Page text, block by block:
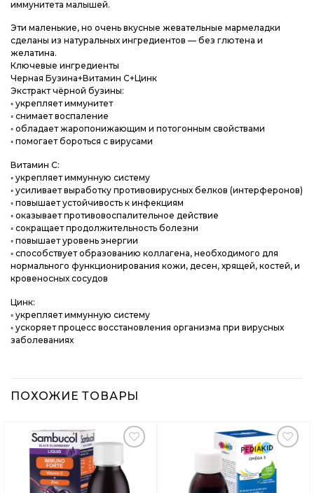
иммунитета малышей.
Эти маленькие, но очень вкусные жевательные мармеладки
сделаны из натуральных ингредиентов — без глютена и
желатина.
Ключевые ингредиенты
Черная Бузина+Витамин С+Цинк
Экстракт чёрной бузины:
◦ укрепляет иммунитет
◦ снимает воспаление
◦ обладает жаропонижающим и потогонным свойствами
◦ помогает бороться с вирусами
Витамин С:
◦ укрепляет иммунную систему
◦ усиливает выработку противовирусных белков (интерферонов)
◦ повышает устойчивость к инфекциям
◦ оказывает противовоспалительное действие
◦ сокращает продолжительность болезни
◦ повышает уровень энергии
◦ способствует образованию коллагена, необходимого для
нормального функционирования кожи, десен, хрящей, костей, и
кровеносных сосудов
Цинк:
◦ укрепляет иммунную систему
◦ ускоряет процесс восстановления организма при вирусных
заболеваниях
ПОХОЖИЕ ТОВАРЫ
Добавить
в
Вишлист
Добавить
в
Вишлист